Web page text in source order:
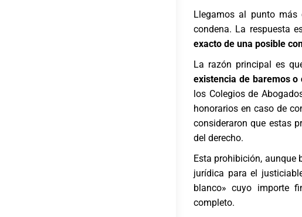
Llegamos al punto
condena. La respuesta
exacto de una posible
La razón principal es
existencia de baremos
los Colegios de
honorarios en caso de
consideraron que estas
del derecho.
Esta prohibición, aunque
jurídica para el
blanco» cuyo importe
completo.